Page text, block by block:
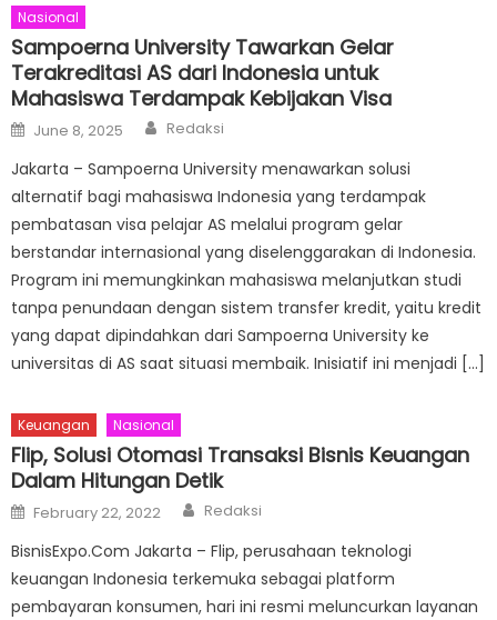
Nasional
Sampoerna University Tawarkan Gelar
Terakreditasi AS dari Indonesia untuk
Mahasiswa Terdampak Kebijakan Visa
Posted
on
June 8, 2025 Author
Redaksi
Jakarta – Sampoerna University menawarkan solusi
alternatif bagi mahasiswa Indonesia yang terdampak
pembatasan visa pelajar AS melalui program gelar
berstandar internasional yang diselenggarakan di Indonesia.
Program ini memungkinkan mahasiswa melanjutkan studi
tanpa penundaan dengan sistem transfer kredit, yaitu kredit
yang dapat dipindahkan dari Sampoerna University ke
universitas di AS saat situasi membaik. Inisiatif ini menjadi […]
Keuangan Nasional
Flip, Solusi Otomasi Transaksi Bisnis Keuangan
Dalam Hitungan Detik
Posted
on
February 22, 2022 Author
Redaksi
BisnisExpo.Com Jakarta – Flip, perusahaan teknologi
keuangan Indonesia terkemuka sebagai platform
pembayaran konsumen, hari ini resmi meluncurkan layanan